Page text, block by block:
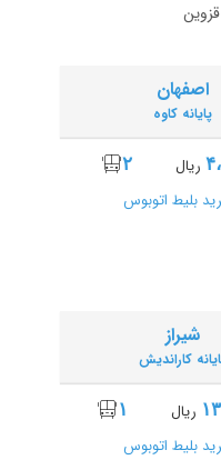
قزوین
اصفهان
پایانه کاوه
ریال ۲
بلیط اتوبوس
شیراز
کاراندیش
ریال ۱
بلیط اتوبوس